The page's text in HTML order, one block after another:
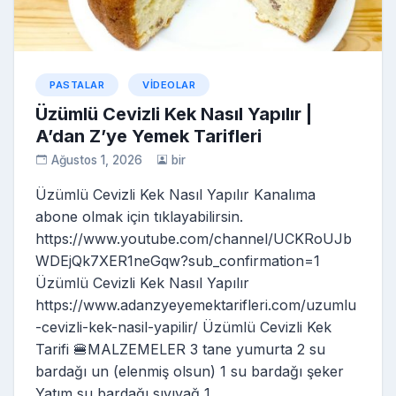
PASTALAR VIDEOLAR
Üzümlü Cevizli Kek Nasıl Yapılır |
A’dan Z’ye Yemek Tarifleri
Ağustos 1, 2026 bir
Üzümlü Cevizli Kek Nasıl Yapılır Kanalıma
abone olmak için tıklayabilirsin.
https://www.youtube.com/channel/UCKRoUJb
WDEjQk7XER1neGqw?sub_confirmation=1
Üzümlü Cevizli Kek Nasıl Yapılır
https://www.adanzyeyemektarifleri.com/uzumlu
-cevizli-kek-nasil-yapilir/ Üzümlü Cevizli Kek
Tarifi 🍔MALZEMELER 3 tane yumurta 2 su
bardağı un (elenmiş olsun) 1 su bardağı şeker